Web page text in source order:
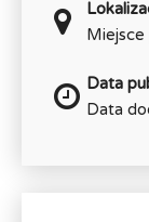
Miejsce
Data
Data